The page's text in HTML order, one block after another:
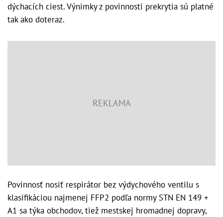
dýchacích ciest. Výnimky z povinnosti prekrytia sú platné
tak ako doteraz.
Povinnosť nosiť respirátor bez výdychového ventilu s
klasifikáciou najmenej FFP2 podľa normy STN EN 149 +
A1 sa týka obchodov, tiež mestskej hromadnej dopravy,